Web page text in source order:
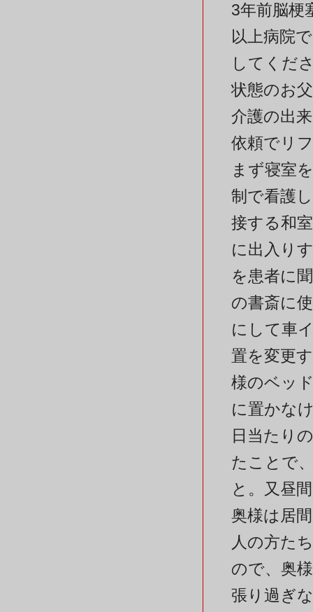
3年前脳梗
以上病院
してくだ
状態のお
介護の出
依頼でリ
まず寝室
制で看護
接する和
に出入り
を患者に
の書斎に
にして車
置を変更
様のベッ
に置かな
日当たり
たことで
と。又昼
奥様は居
人の方た
ので、奥
張り過ぎ